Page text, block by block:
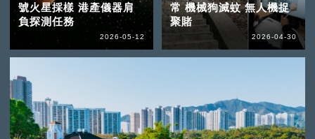
號火星採樣 港產儀器肩
負探測任務
2026-05-12
常 機械狗滅蚊 無人機捉
聚賭
2026-04-30